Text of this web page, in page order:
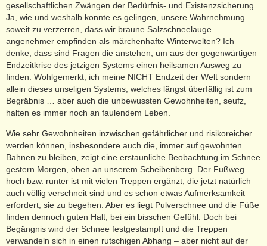
gesellschaftlichen Zwängen der Bedürfnis- und Existenzsicherung.
Ja, wie und weshalb konnte es gelingen, unsere Wahrnehmung
soweit zu verzerren, dass wir braune Salzschneelauge
angenehmer empfinden als märchenhafte Winterwelten? Ich
denke, dass sind Fragen die anstehen, um aus der gegenwärtigen
Endzeitkrise des jetzigen Systems einen heilsamen Ausweg zu
finden. Wohlgemerkt, ich meine NICHT Endzeit der Welt sondern
allein dieses unseligen Systems, welches längst überfällig ist zum
Begräbnis … aber auch die unbewussten Gewohnheiten, seufz,
halten es immer noch an faulendem Leben.
Wie sehr Gewohnheiten inzwischen gefährlicher und risikoreicher
werden können, insbesondere auch die, immer auf gewohnten
Bahnen zu bleiben, zeigt eine erstaunliche Beobachtung im Schnee
gestern Morgen, oben an unserem Scheibenberg. Der Fußweg
hoch bzw. runter ist mit vielen Treppen ergänzt, die jetzt natürlich
auch völlig verschneit sind und es schon etwas Aufmerksamkeit
erfordert, sie zu begehen. Aber es liegt Pulverschnee und die Füße
finden dennoch guten Halt, bei ein bisschen Gefühl. Doch bei
Begängnis wird der Schnee festgestampft und die Treppen
verwandeln sich in einen rutschigen Abhang – aber nicht auf der